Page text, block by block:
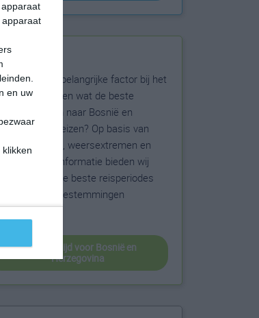
en uw
reistijd
weer is een belangrijke factor bij het
Wil je weten wat de beste
zijn om naar Bosnië en
te reizen? Op basis van
weersextremen en
weerinformatie bieden wij
over de beste reisperiodes
duizenden bestemmingen
beste reistijd voor Bosnië en
Herzegovina